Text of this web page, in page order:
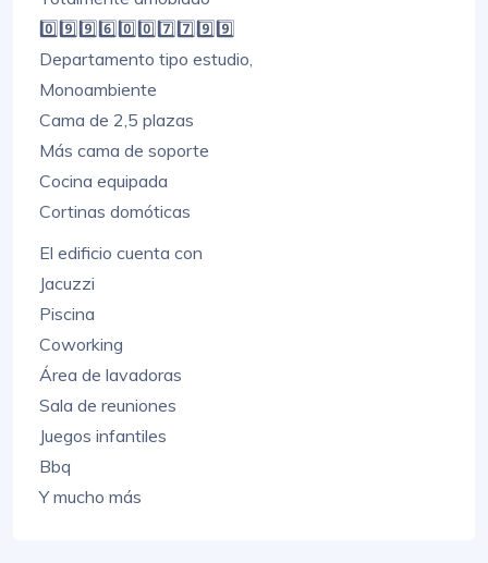
0️⃣9️⃣9️⃣6️⃣0️⃣0️⃣7️⃣7️⃣9️⃣9️⃣
Departamento tipo estudio,
Monoambiente
Cama de 2,5 plazas
Más cama de soporte
Cocina equipada
Cortinas domóticas
El edificio cuenta con
Jacuzzi
Piscina
Coworking
Área de lavadoras
Sala de reuniones
Juegos infantiles
Bbq
Y mucho más